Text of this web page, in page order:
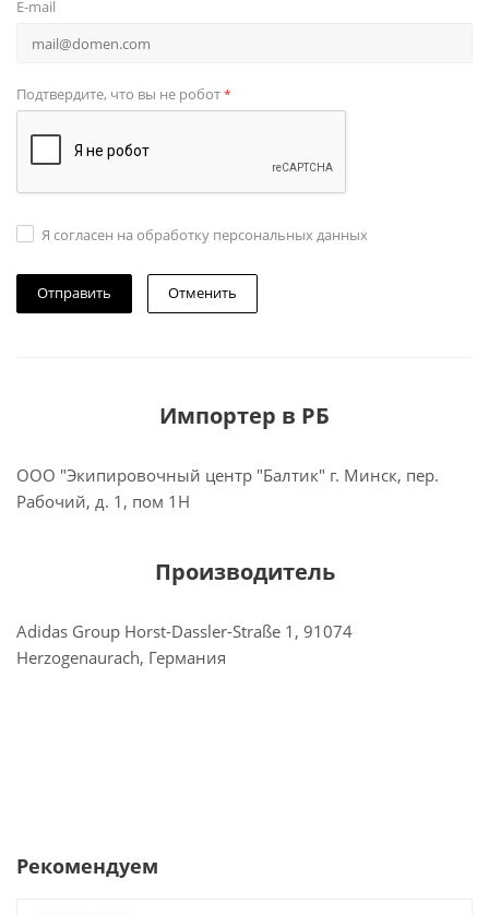
E-mail
Подтвердите, что вы не робот*
Я согласен на обработку персональных данных
Отменить
Импортер в РБ
ООО "Экипировочный центр "Балтик" г. Минск, пер.
Рабочий, д. 1, пом 1Н
Производитель
Adidas Group Horst-Dassler-Straße 1, 91074
Herzogenaurach, Германия
Рекомендуем